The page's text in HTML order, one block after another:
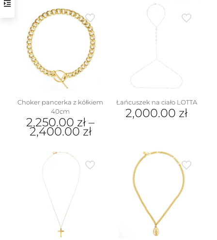
produkt
ma
wiele
Opcje
wybrać
produktu
Choker pancerka z kółkiem
40cm
2,250.00 zł –
2,400.00 zł
produkt
Opcje
można
wybrać
na
stronie
produktu
Łańcuszek na ciało LOTTA
2,000.00 zł